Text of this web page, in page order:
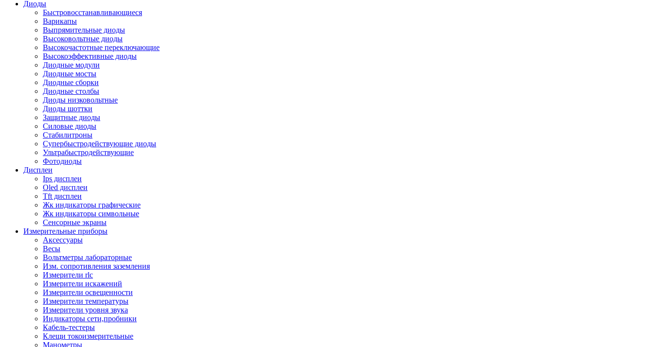
Диоды
Быстровосстанавливающиеся
Варикапы
Выпрямительные диоды
Высоковольтные диоды
Высокочастотные переключающие
Высокоэффективные диоды
Диодные модули
Диодные мосты
Диодные сборки
Диодные столбы
Диоды низковольтные
Диоды шоттки
Защитные диоды
Силовые диоды
Стабилитроны
Супербыстродействующие диоды
Ультрабыстродействующие
Фотодиоды
Дисплеи
Ips дисплеи
Oled дисплеи
Tft дисплеи
Жк индикаторы графические
Жк индикаторы символьные
Сенсорные экраны
Измерительные приборы
Аксессуары
Весы
Вольтметры лабораторные
Изм. сопротивления заземления
Измерители rlc
Измерители искажений
Измерители освещенности
Измерители температуры
Измерители уровня звука
Индикаторы сети,пробники
Кабель-тестеры
Клещи токоизмерительные
Манометры